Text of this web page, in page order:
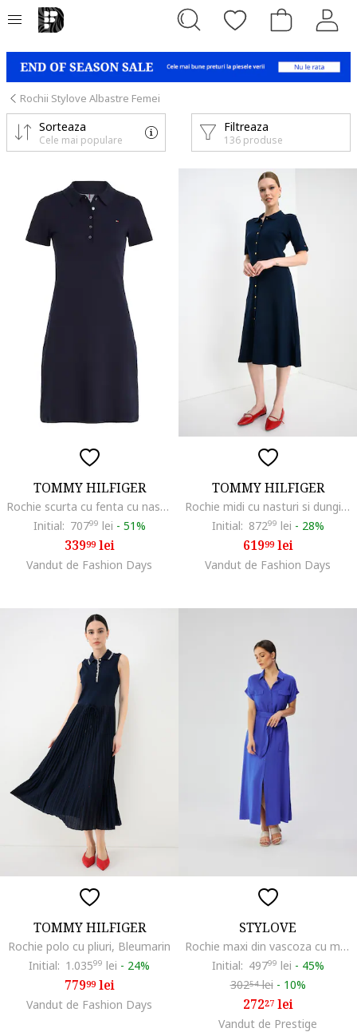
Rochii Stylove Albastre Femei
Filtreaza
136 produse
Sorteaza
Cele mai populare
TOMMY HILFIGER
Rochie scurta cu fenta cu nasturi, Albastru ultramarin
Initial: 70799 lei - 51%
33999lei
Vandut de Fashion Days
TOMMY HILFIGER
Rochie midi cu nasturi si dungi, Bleumarin
Initial: 87299 lei - 28%
61999lei
Vandut de Fashion Days
TOMMY HILFIGER
Rochie polo cu pliuri, Bleumarin
Initial: 1.03599 lei - 24%
77999lei
Vandut de Fashion Days
STYLOVE
Rochie maxi din vascoza cu maneci scurte,, Albastru
Initial: 49799 lei - 45%
30254lei - 10%
27227lei
Vandut de Prestige